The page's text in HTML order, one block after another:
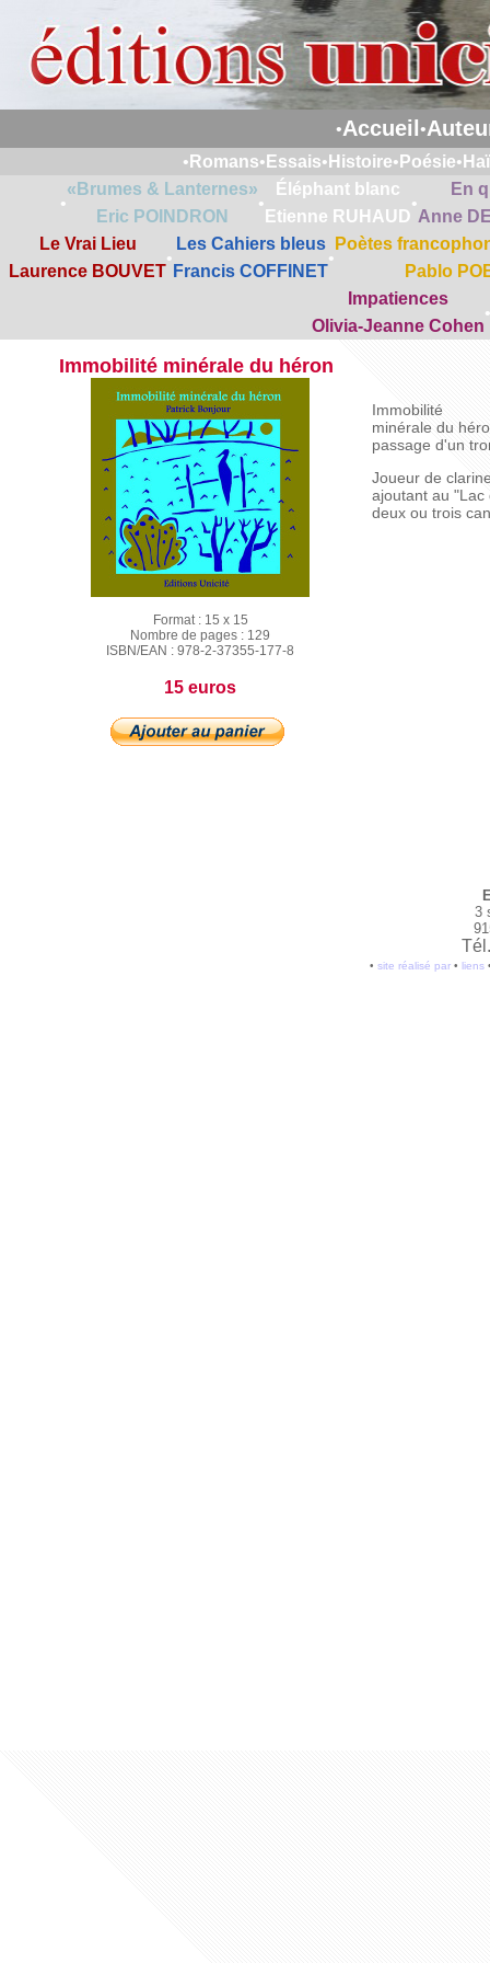
•Accueil •
• Romans• Essais• Histoire• Poésie•
•
«Brumes & Lanternes»
Eric POINDRON
•
Éléphant blanc
Etienne RUHAUD
•
En
Anne
Le Vrai Lieu
Laurence BOUVET
•
Les Cahiers bleus
Francis COFFINET
•
Poètes
Pablo
Impatiences
Olivia-Jeanne Cohen
•
Immobilité minérale du héron
Format : 15 x 15
Nombre de pages : 129
ISBN/EAN : 978-2-37355-177-8
15 euros
Immobilité
minérale du
passage d'un
Joueur de
ajoutant au "Lac
deux ou trois
3
• site réalisé par• liens